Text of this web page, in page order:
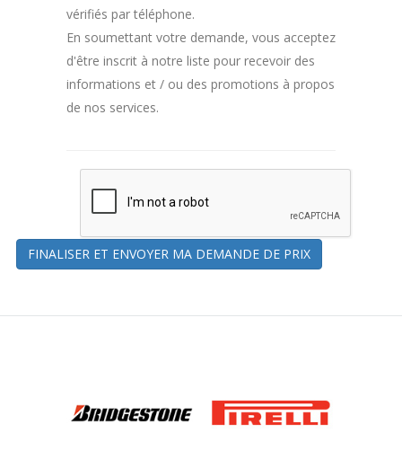
vérifiés par téléphone.
En soumettant votre demande, vous acceptez
d'être inscrit à notre liste pour recevoir des
informations et / ou des promotions à propos
de nos services.
FINALISER ET ENVOYER MA DEMANDE DE PRIX